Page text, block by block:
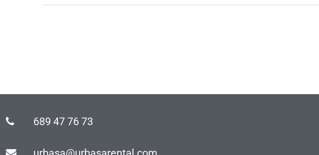
689 47 76 73